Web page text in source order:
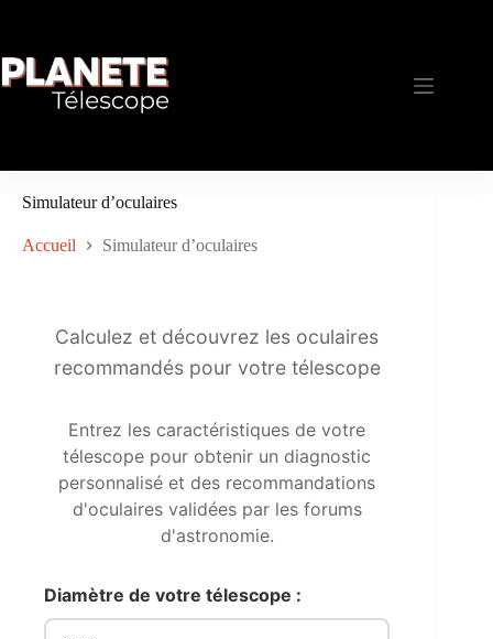
Simulateur d’oculaires
Accueil Simulateur d’oculaires
Calculez et découvrez les oculaires
recommandés pour votre télescope
Entrez les caractéristiques de votre
télescope pour obtenir un diagnostic
personnalisé et des recommandations
d'oculaires validées par les forums
d'astronomie.
Diamètre de votre télescope :